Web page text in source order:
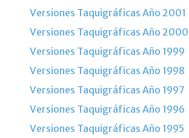
Versiones Taquigráficas Año 2001
Versiones Taquigráficas Año 2000
Versiones Taquigráficas Año 1999
Versiones Taquigráficas Año 1998
Versiones Taquigráficas Año 1997
Versiones Taquigráficas Año 1996
Versiones Taquigráficas Año 1995